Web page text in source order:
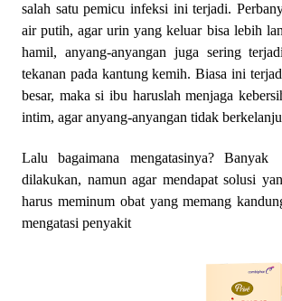
salah satu pemicu infeksi ini terjadi.
air putih, agar urin yang keluar bisa lebih
hamil, anyang-anyangan juga sering
tekanan pada kantung kemih. Biasa ini
besar, maka si ibu haruslah menjaga
intim, agar anyang-anyangan tidak
Lalu bagaimana mengatasinya?
dilakukan, namun agar mendapat solusi
harus meminum obat yang memang
mengatasi penyakit